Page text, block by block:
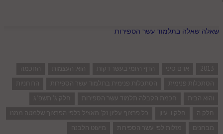
שאלה שאלה בתלמוד עשר הספירות
2013 אדם סיני הדף היומי בעשר דקות הוא: העצמות
החכמה
הסתכלות פנימית
הסתכלות פנימית בתלמוד עשר הספירות
הרוחניות
והוא הבית
חכמת הקבלה תלמוד עשר הספירות
חלק ג' תשפ"ג
חלק ה
חלק ו' עיון
כל פרצוף עליון נק' מאציל כלפי הפרצוף שלמטה ממנו
מבחנים
מזלות לפי עשר הספירות
מיעוט הלבנה